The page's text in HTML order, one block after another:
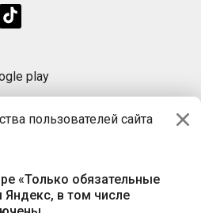
пользователей сайта
«Только обязательные
Яндекс, в том числе
play
«ПРАЦА БАЙ»
г. Минск, пр-т Независимости